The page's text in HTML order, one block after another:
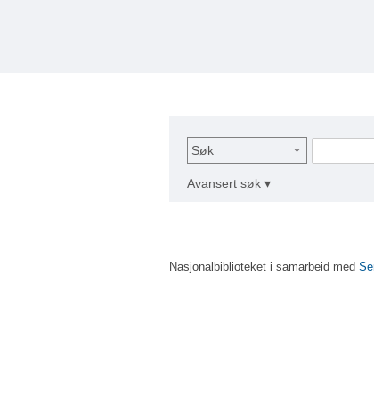
Søk
Avansert søk ▾
Nasjonalbiblioteket i samarbeid med